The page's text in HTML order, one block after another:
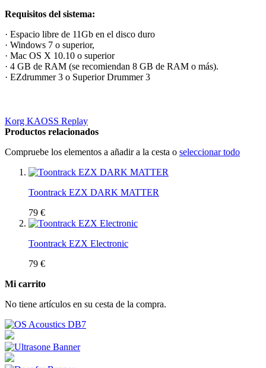
Requisitos del sistema:
· Espacio libre de 11Gb en el disco duro
· Windows 7 o superior,
· Mac OS X 10.10 o superior
· 4 GB de RAM (se recomiendan 8 GB de RAM o más).
· EZdrummer 3 o Superior Drummer 3
Korg KAOSS Replay
Productos relacionados
Compruebe los elementos a añadir a la cesta o seleccionar todo
Toontrack EZX DARK MATTER
79 €
Toontrack EZX Electronic
79 €
Mi carrito
No tiene artículos en su cesta de la compra.